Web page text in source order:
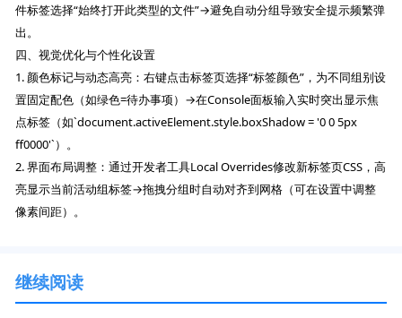
件标签选择“始终打开此类型的文件”→避免自动分组导致安全提示频繁弹
出。
四、视觉优化与个性化设置
1. 颜色标记与动态高亮：右键点击标签页选择“标签颜色”，为不同组别设
置固定配色（如绿色=待办事项）→在Console面板输入实时突出显示焦
点标签（如`document.activeElement.style.boxShadow = '0 0 5px
ff0000'`）。
2. 界面布局调整：通过开发者工具Local Overrides修改新标签页CSS，高
亮显示当前活动组标签→拖拽分组时自动对齐到网格（可在设置中调整
像素间距）。
继续阅读